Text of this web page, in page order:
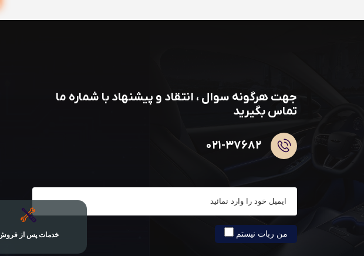
خدمات پس از
جهت هرگونه سوال ، انتقاد و پیشنهاد با شماره ما
تماس بگیرید
۰۲۱-۳۷۶۸۲
عضویت در خبرنامه
من ربات نیستم